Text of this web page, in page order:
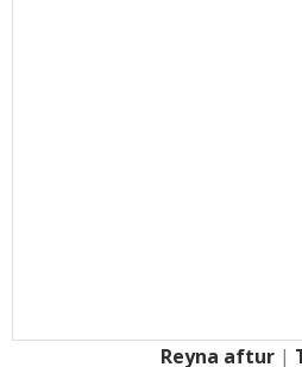
Reyna aftur |